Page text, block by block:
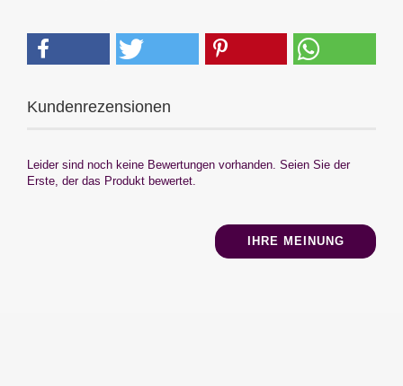
Kundenrezensionen
Leider sind noch keine Bewertungen vorhanden. Seien Sie der
Erste, der das Produkt bewertet.
IHRE MEINUNG